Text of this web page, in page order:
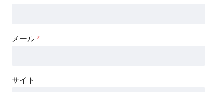
メール *
サイト